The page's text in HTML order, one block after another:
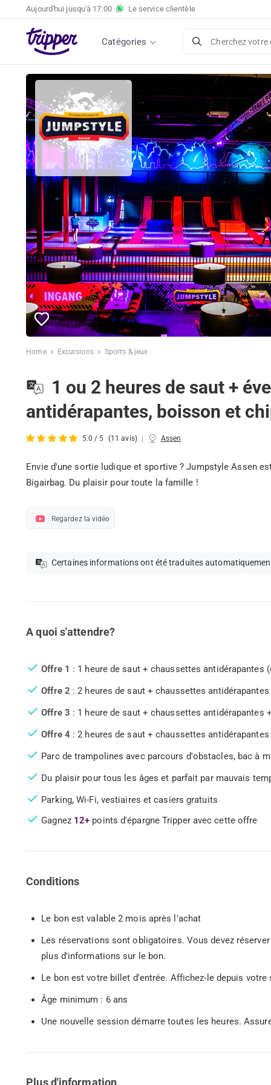
Aujourd'hui jusqu'à 17:00 Le service clientèle
Catégories Cherchez votre
Home Excursions Sports & jeux
1 ou 2 heures de saut +
antidérapantes, boisson et
5.0 / 5 (11 avis) | Assen
Envie d'une sortie ludique et sportive ? Jumpstyle Assen
Bigairbag. Du plaisir pour toute la famille !
Regardez la vidéo
Certaines informations ont été traduites
A quoi s'attendre?
Offre 1 : 1 heure de saut + chaussettes antidérapantes
Offre 2 : 2 heures de saut + chaussettes antidérapantes
Offre 3 : 1 heure de saut + chaussettes antidérapantes
Offre 4: 2 heures de saut + chaussettes
Parc de trampolines avec parcours d'obstacles, bac à
Du plaisir pour tous les âges et parfait par mauvais
Parking, Wi-Fi, vestiaires et casiers gratuits
Gagnez 12+ points d'épargne Tripper avec cette offre
Conditions
Le bon est valable 2 mois après l'achat
Les réservations sont obligatoires. Vous devez
plus d'informations sur le bon.
Le bon est votre billet d'entrée. Affichez-le depuis
Âge minimum : 6 ans
Une nouvelle session démarre toutes les heures.
Plus d'information